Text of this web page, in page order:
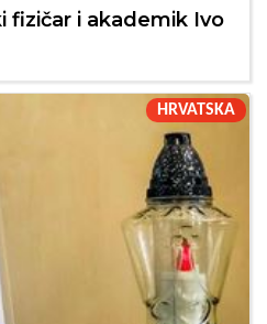
fizičar i akademik Ivo
HRVATSKA